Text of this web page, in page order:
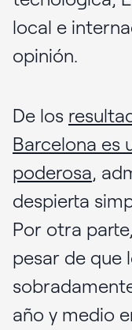
local e
opinión.
De los
Barcelona es
poderosa,
despierta
Por otra
pesar de que
año y medio